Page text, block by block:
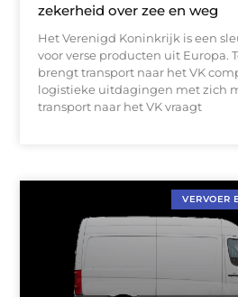
zekerheid over zee en weg
Het Verenigd Koninkrijk is een
voor verse producten uit Europa.
brengt transport naar het VK
logistieke uitdagingen met zich
transport naar het VK vraagt
VERVOER